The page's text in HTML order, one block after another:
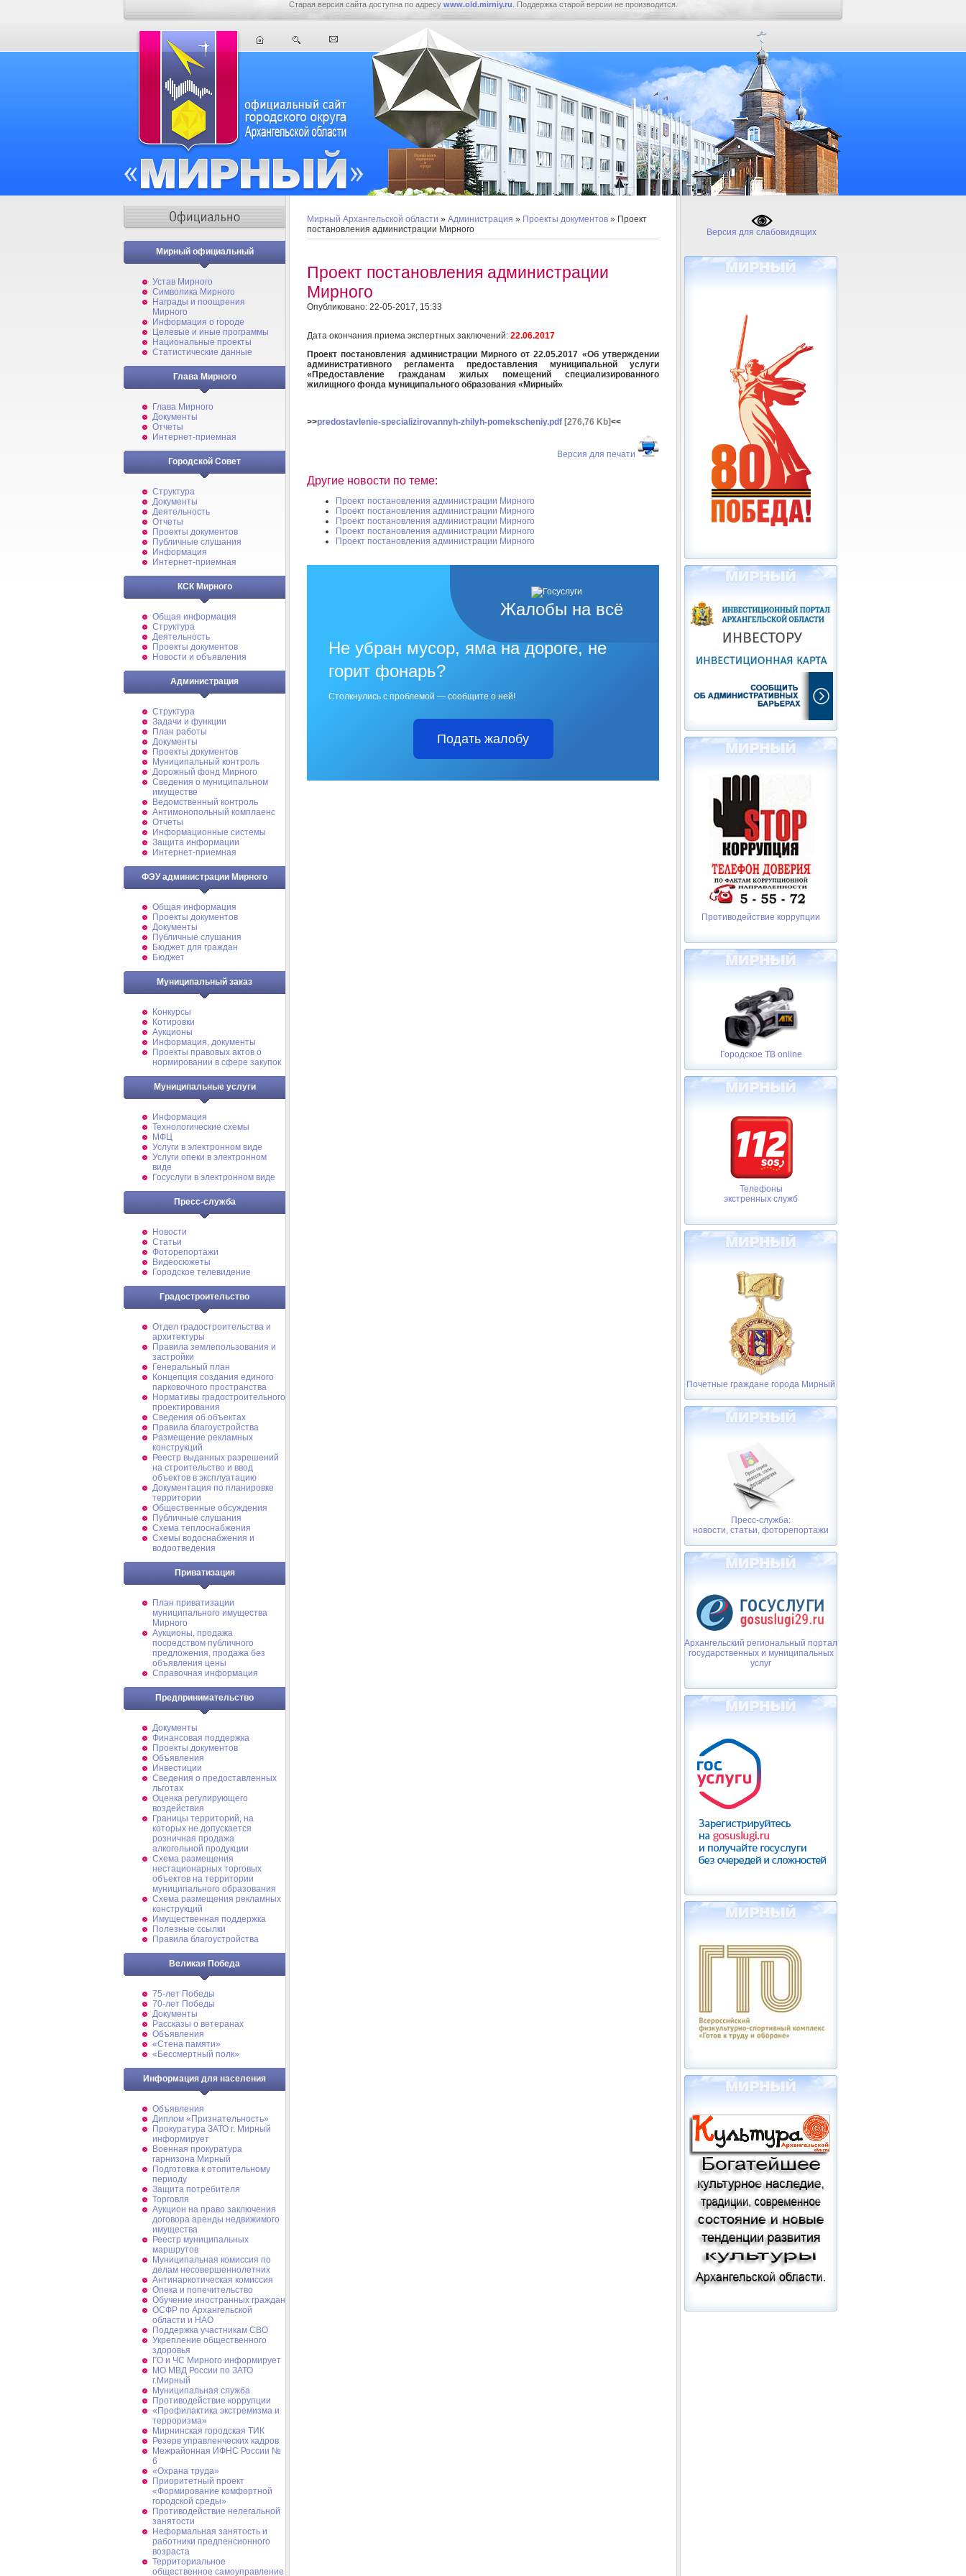
Старая версия сайта доступна по адресу www.old.mirniy.ru . Поддержка старой версии не производится.
Мирный официальный
Устав Мирного
Символика Мирного
Награды и поощрения
Мирного
Информация о городе
Целевые и иные программы
Национальные проекты
Статистические данные
Глава Мирного
Глава Мирного
Документы
Отчеты
Интернет-приемная
Городской Совет
Структура
Документы
Деятельность
Отчеты
Проекты документов
Публичные слушания
Информация
Интернет-приемная
КСК Мирного
Общая информация
Структура
Деятельность
Проекты документов
Новости и объявления
Администрация
Структура
Задачи и функции
План работы
Документы
Проекты документов
Муниципальный контроль
Дорожный фонд Мирного
Cведения о муниципальном
имуществе
Ведомственный контроль
Антимонопольный комплаенс
Отчеты
Информационные системы
Защита информации
Интернет-приемная
ФЭУ администрации Мирного
Общая информация
Проекты документов
Документы
Публичные слушания
Бюджет для граждан
Бюджет
Муниципальный заказ
Конкурсы
Котировки
Аукционы
Информация, документы
Проекты правовых актов о
нормировании в сфере закупок
Муниципальные услуги
Информация
Технологические схемы
МФЦ
Услуги в электронном виде
Услуги опеки в электронном
виде
Госуслуги в электронном виде
Пресс-служба
Новости
Статьи
Фоторепортажи
Видеосюжеты
Городское телевидение
Градостроительство
Отдел градостроительства и
архитектуры
Правила землепользования и
застройки
Генеральный план
Концепция создания единого
парковочного пространства
Нормативы градостроительного
проектирования
Сведения об объектах
Правила благоустройства
Размещение рекламных
конструкций
Реестр выданных разрешений
на строительство и ввод
объектов в эксплуатацию
Документация по планировке
территории
Общественные обсуждения
Публичные слушания
Схема теплоснабжения
Схемы водоснабжения и
водоотведения
Приватизация
План приватизации
муниципального имущества
Мирного
Аукционы, продажа
посредством публичного
предложения, продажа без
объявления цены
Справочная информация
Предпринимательство
Документы
Финансовая поддержка
Проекты документов
Объявления
Инвестиции
Сведения о предоставленных
льготах
Оценка регулирующего
воздействия
Границы территорий, на
которых не допускается
розничная продажа
алкогольной продукции
Схема размещения
нестационарных торговых
объектов на территории
муниципального образования
Схема размещения рекламных
конструкций
Имущественная поддержка
Полезные ссылки
Правила благоустройства
Великая Победа
75-лет Победы
70-лет Победы
Документы
Рассказы о ветеранах
Объявления
«Стена памяти»
«Бессмертный полк»
Информация для населения
Объявления
Диплом «Признательность»
Прокуратура ЗАТО г. Мирный
информирует
Военная прокуратура
гарнизона Мирный
Подготовка к отопительному
периоду
Защита потребителя
Торговля
Аукцион на право заключения
договора аренды недвижимого
имущества
Реестр муниципальных
маршрутов
Муниципальная комиссия по
делам несовершеннолетних
Антинаркотическая комиссия
Опека и попечительство
Обучение иностранных граждан
ОСФР по Архангельской
области и НАО
Поддержка участникам СВО
Укрепление общественного
здоровья
ГО и ЧС Мирного информирует
МО МВД России по ЗАТО
г.Мирный
Муниципальная cлужба
Противодействие коррупции
«Профилактика экстремизма и
терроризма»
Мирнинская городская ТИК
Резерв управленческих кадров
Межрайонная ИФНС России №
6
«Охрана труда»
Приоритетный проект
«Формирование комфортной
городской среды»
Противодействие нелегальной
занятости
Неформальная занятость и
работники предпенсионного
возраста
Территориальное
общественное самоуправление
Мирный Архангельской области » Администрация » Проекты документов » Проект
постановления администрации Мирного
Проект постановления администрации
Мирного
Опубликовано: 22-05-2017, 15:33
Дата окончания приема экспертных заключений: 22.06.2017
Проект постановления администрации Мирного от 22.05.2017 «Об утверждении
административного регламента предоставления муниципальной услуги
«Предоставление гражданам жилых помещений специализированного
жилищного фонда муниципального образования «Мирный»
>>predostavlenie-specializirovannyh-zhilyh-pomekscheniy.pdf [276,76 Kb]<<
Версия для печати
Другие новости по теме:
Проект постановления администрации Мирного
Проект постановления администрации Мирного
Проект постановления администрации Мирного
Проект постановления администрации Мирного
Проект постановления администрации Мирного
Жалобы на всё
Не убран мусор, яма на дороге, не
горит фонарь?
Столкнулись с проблемой — сообщите о ней!
Подать жалобу
Версия для слабовидящих
Противодействие коррупции
Городское ТВ online
Телефоны
экстренных служб
Почетные граждане города Мирный
Пресс-служба:
новости, статьи, фоторепортажи
Архангельский региональный портал
государственных и муниципальных
услуг